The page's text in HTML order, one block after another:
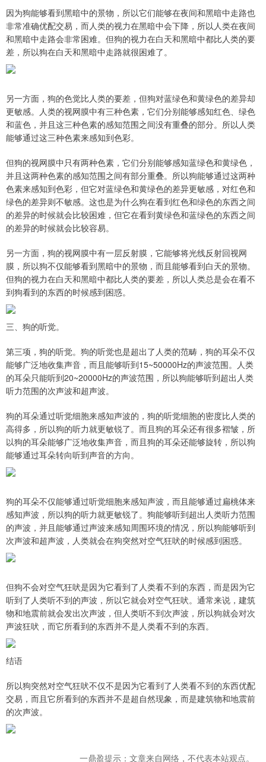
因为狗能够看到黑暗中的景物，所以它们能够在夜间和黑暗中走路也
非常准确优配交易，而人类的视力在黑暗中会下降，所以人类在夜间
和黑暗中走路会非常困难。但狗的视力在白天和黑暗中都比人类的要
差，所以狗在白天和黑暗中走路就很困难了。
另一方面，狗的色觉比人类的要差，但狗对蓝绿色和黄绿色的差异却
更敏感。人类的视网膜中有三种色素，它们分别能够感知红色、绿色
和蓝色，并且这三种色素的感知范围之间没有重叠的部分。所以人类
能够通过这三种色素来感知到色彩。
但狗的视网膜中只有两种色素，它们分别能够感知蓝绿色和黄绿色，
并且这两种色素的感知范围之间有部分重叠。所以狗能够通过这两种
色素来感知到色彩，但它对蓝绿色和黄绿色的差异更敏感，对红色和
绿色的差异则不敏感。这也是为什么狗在看到红色和绿色的东西之间
的差异的时候就会比较困难，但它在看到黄绿色和蓝绿色的东西之间
的差异的时候就会比较容易。
另一方面，狗的视网膜中有一层反射膜，它能够将光线反射回视网
膜，所以狗不仅能够看到黑暗中的景物，而且能够看到白天的景物。
但狗的视力在白天和黑暗中都比人类的要差，所以人类总是会在看不
到狗看到的东西的时候感到困惑。
三、狗的听觉。
第三项，狗的听觉。狗的听觉也是超出了人类的范畴，狗的耳朵不仅
能够广泛地收集声音，而且能够听到15~50000Hz的声波范围。人类
的耳朵只能听到20~20000Hz的声波范围，所以狗能够听到超出人类
听力范围的次声波和超声波。
狗的耳朵通过听觉细胞来感知声波的，狗的听觉细胞的密度比人类的
高得多，所以狗的听力就更敏锐了。而且狗的耳朵还有很多褶皱，所
以狗的耳朵能够广泛地收集声音，而且狗的耳朵还能够旋转，所以狗
能够通过耳朵转向听到声音的方向。
狗的耳朵不仅能够通过听觉细胞来感知声波，而且能够通过扁桃体来
感知声波，所以狗的听力就更敏锐了。狗能够听到超出人类听力范围
的声波，并且能够通过声波来感知周围环境的情况，所以狗能够听到
次声波和超声波，人类就会在狗突然对空气狂吠的时候感到困惑。
但狗不会对空气狂吠是因为它看到了人类看不到的东西，而是因为它
听到了人类听不到的声波，所以它就会对空气狂吠。通常来说，建筑
物和地震前就会发出次声波，但人类听不到次声波，所以狗就会对次
声波狂吠，而它所看到的东西并不是人类看不到的东西。
结语
所以狗突然对空气狂吠不仅不是因为它看到了人类看不到的东西优配
交易，而且它所看到的东西并不是超自然现象，而是建筑物和地震前
的次声波。
一鼎盈提示：文章来自网络，不代表本站观点。